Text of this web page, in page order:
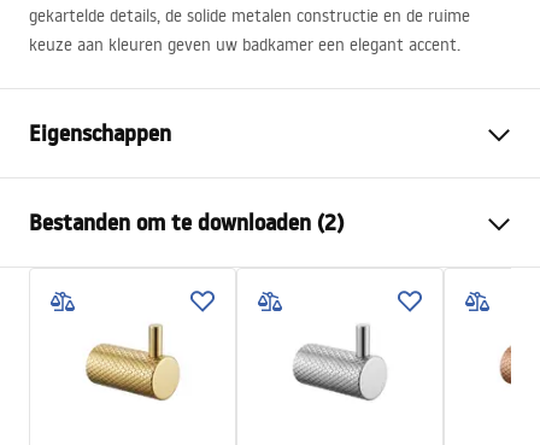
gekartelde details, de solide metalen constructie en de ruime
keuze aan kleuren geven uw badkamer een elegant accent.
Eigenschappen
Materiaal
Metaal
Montagewijze
Geschroefd
Breedte
140
Hoogte
95mm
70mm
Bestanden om te downloaden (2)
Garantievoorwaarden
Warranty_Terms_and_Conditions_Accessories_-_24.pdf